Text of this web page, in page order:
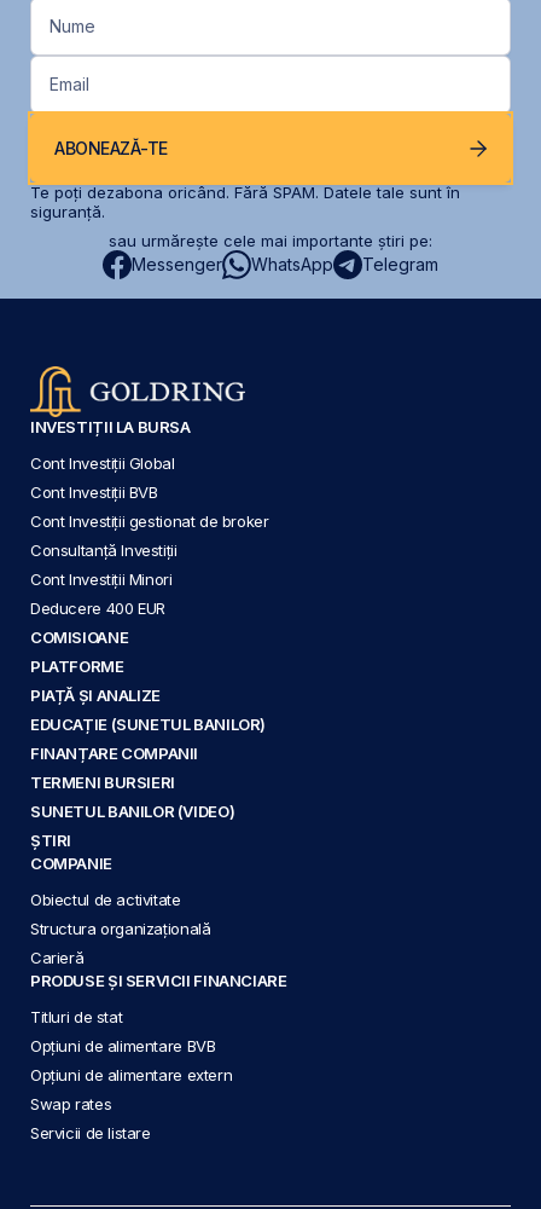
Nume
Email
ABONEAZĂ-TE
Te poți dezabona oricând. Fără SPAM. Datele tale sunt în
siguranță.
sau urmărește cele mai importante știri pe:
Messenger WhatsApp Telegram
INVESTIȚII LA BURSA
Cont Investiții Global
Cont Investiții BVB
Cont Investiții gestionat de broker
Consultanță Investiții
Cont Investiții Minori
Deducere 400 EUR
COMISIOANE
PLATFORME
PIAȚĂ ȘI ANALIZE
EDUCAȚIE (SUNETUL BANILOR)
FINANȚARE COMPANII
TERMENI BURSIERI
SUNETUL BANILOR (VIDEO)
ȘTIRI
COMPANIE
Obiectul de activitate
Structura organizațională
Carieră
PRODUSE ȘI SERVICII FINANCIARE
Titluri de stat
Opțiuni de alimentare BVB
Opțiuni de alimentare extern
Swap rates
Servicii de listare